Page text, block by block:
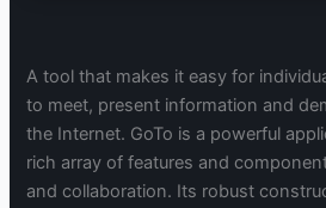
A tool that makes it easy for
to meet, present information and
the Internet. GoTo is a powerful
rich array of features and
and collaboration. Its robust